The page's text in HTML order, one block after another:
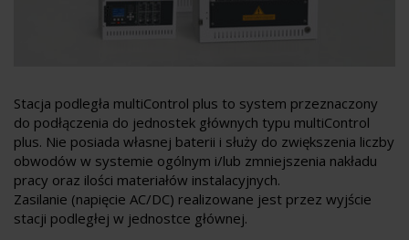
Stacja podległa multiControl plus to system przeznaczony
do podłączenia do jednostek głównych typu multiControl
plus. Nie posiada własnej baterii i służy do zwiększenia liczby
obwodów w systemie ogólnym i/lub zmniejszenia nakładu
pracy oraz ilości materiałów instalacyjnych.
Zasilanie (napięcie AC/DC) realizowane jest przez wyjście
stacji podległej w jednostce głównej.